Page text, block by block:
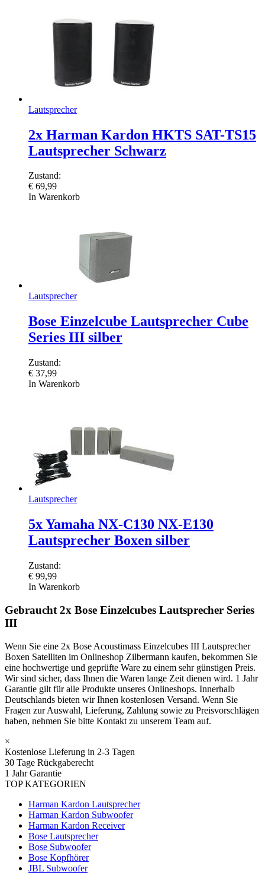
Lautsprecher
2x Harman Kardon HKTS SAT-TS15
Lautsprecher Schwarz
Zustand:
€ 69,99
In Warenkorb
Lautsprecher
Bose Einzelcube Lautsprecher Cube
Series III silber
Zustand:
€ 37,99
In Warenkorb
Lautsprecher
5x Yamaha NX-C130 NX-E130
Lautsprecher Boxen silber
Zustand:
€ 99,99
In Warenkorb
Gebraucht 2x Bose Einzelcubes Lautsprecher Series
III
Wenn Sie eine 2x Bose Acoustimass Einzelcubes III Lautsprecher
Boxen Satelliten im Onlineshop Zilbermann kaufen, bekommen Sie
eine hochwertige und geprüfte Ware zu einem sehr günstigen Preis.
Wir sind sicher, dass Ihnen die Waren lange Zeit dienen wird. 1 Jahr
Garantie gilt für alle Produkte unseres Onlineshops. Innerhalb
Deutschlands bieten wir Ihnen kostenlosen Versand. Wenn Sie
Fragen zur Auswahl, Lieferung, Zahlung sowie zu Preisvorschlägen
haben, nehmen Sie bitte Kontakt zu unserem Team auf.
×
Kostenlose Lieferung in 2-3 Tagen
30 Tage Rückgaberecht
1 Jahr Garantie
TOP KATEGORIEN
Harman Kardon Lautsprecher
Harman Kardon Subwoofer
Harman Kardon Receiver
Bose Lautsprecher
Bose Subwoofer
Bose Kopfhörer
JBL Subwoofer